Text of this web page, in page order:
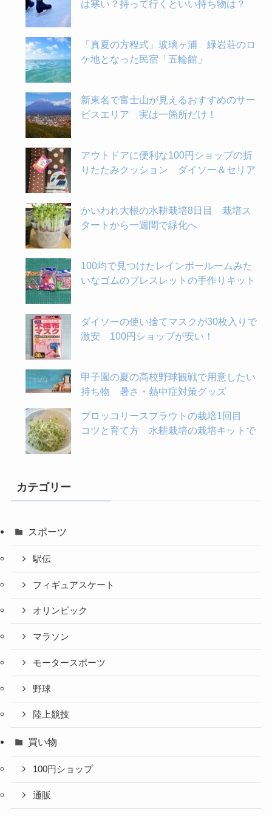
は寒い？持って行くといい持ち物は？
「真夏の方程式」玻璃ヶ浦 緑岩荘のロ
ケ地となった民宿「五輪館」
新東名で富士山が見えるおすすめのサー
ビスエリア 実は一箇所だけ！
アウトドアに便利な100円ショップの折
りたたみクッション ダイソー＆セリア
かいわれ大根の水耕栽培8日目 栽培ス
タートから一週間で緑化へ
100均で見つけたレインボールームみた
いなゴムのブレスレットの手作りキット
ダイソーの使い捨てマスクが30枚入りで
激安 100円ショップが安い！
甲子園の夏の高校野球観戦で用意したい
持ち物 暑さ・熱中症対策グッズ
ブロッコリースプラウトの栽培1回目
コツと育て方 水耕栽培の栽培キットで
カテゴリー
スポーツ
駅伝
フィギュアスケート
オリンピック
マラソン
モータースポーツ
野球
陸上競技
買い物
100円ショップ
通販